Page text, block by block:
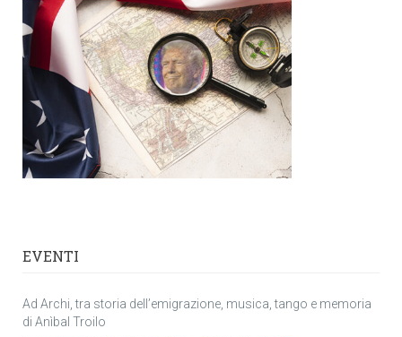
EVENTI
Ad Archi, tra storia dell’emigrazione, musica, tango e memoria
di Anìbal Troilo